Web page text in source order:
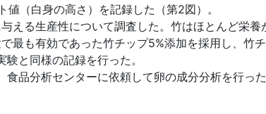
（白身の高さ）を記録した（第2図）。
る生産性について調査した。竹はほとんど栄養
最も有効であった竹チップ5%添加を採用し、竹
と同様の記録を行った。
品分析センターに依頼して卵の成分分析を行った